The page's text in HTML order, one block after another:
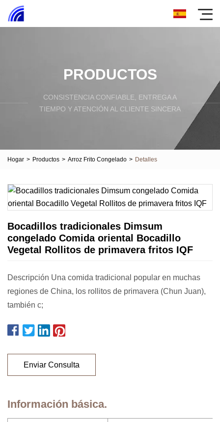
PRODUCTOS
CONSISTENCIA CONFIABLE, ENTREGA A
TIEMPO Y ATENCIÓN AL CLIENTE SINCERA
Hogar > Productos > Arroz Frito Congelado > Detalles
Bocadillos tradicionales Dimsum
congelado Comida oriental Bocadillo
Vegetal Rollitos de primavera fritos IQF
Descripción Una comida tradicional popular en muchas
regiones de China, los rollitos de primavera (Chun Juan),
también c;
Enviar Consulta
Información básica.